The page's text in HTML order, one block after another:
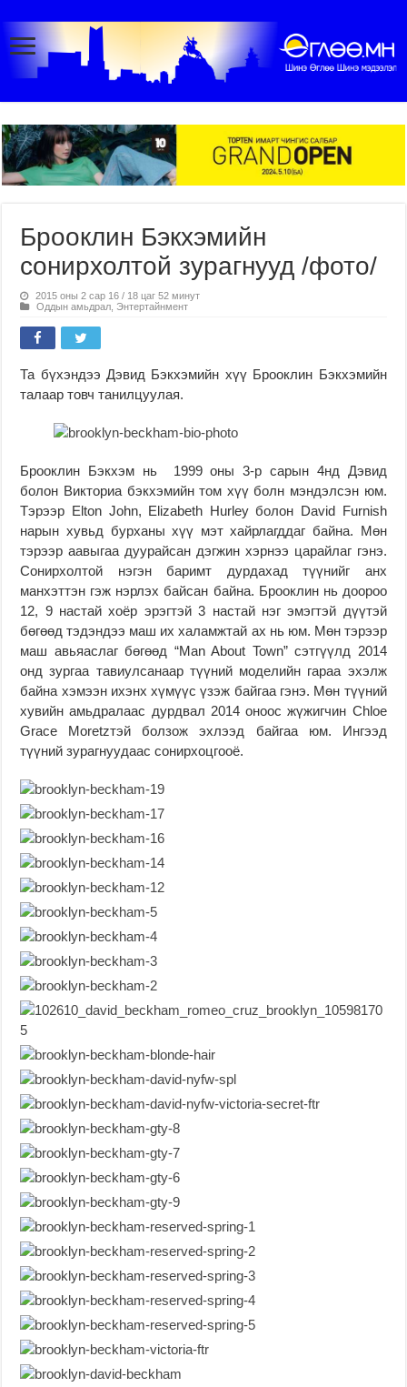
Брооклин Бэкхэмийн
сонирхолтой зурагнууд /фото/
2015 оны 2 сар 16 / 18 цаг 52 минут
Оддын амьдрал Энтертайнмент
Та бүхэндээ Дэвид Бэкхэмийн хүү Брооклин Бэкхэмийн
талаар товч танилцуулая.
Брооклин Бэкхэм нь 1999 оны 3-р сарын 4нд Дэвид
болон Викториа бэкхэмийн том хүү болн мэндэлсэн юм.
Тэрээр Elton John, Elizabeth Hurley болон David Furnish
нарын хувьд бурханы хүү мэт хайрлагддаг байна. Мөн
тэрээр аавыгаа дуурайсан дэгжин хэрнээ царайлаг гэнэ.
Сонирхолтой нэгэн баримт дурдахад түүнийг анх
манхэттэн гэж нэрлэх байсан байна. Брооклин нь доороо
12, 9 настай хоёр эрэгтэй 3 настай нэг эмэгтэй дүүтэй
бөгөөд тэдэндээ маш их халамжтай ах нь юм. Мөн тэрээр
маш авьяаслаг бөгөөд “Man About Town” сэтгүүлд 2014
онд зургаа тавиулсанаар түүний моделийн гараа эхэлж
байна хэмээн ихэнх хүмүүс үзэж байгаа гэнэ. Мөн түүний
хувийн амьдралаас дурдвал 2014 оноос жүжигчин Chloe
Grace Moretzтэй болзож эхлээд байгаа юм. Ингээд
түүний зурагнуудаас сонирхоцгооё.